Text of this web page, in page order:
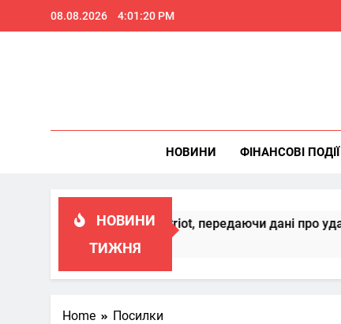
08.08.2026 4:01:21 PM
НОВИНИ ФІНАНСОВІ ПОДІЇ
НОВИНИ
ТИЖНЯ
вдосконалювати Patriot, передаючи дані про удари РФ
Home Посилки